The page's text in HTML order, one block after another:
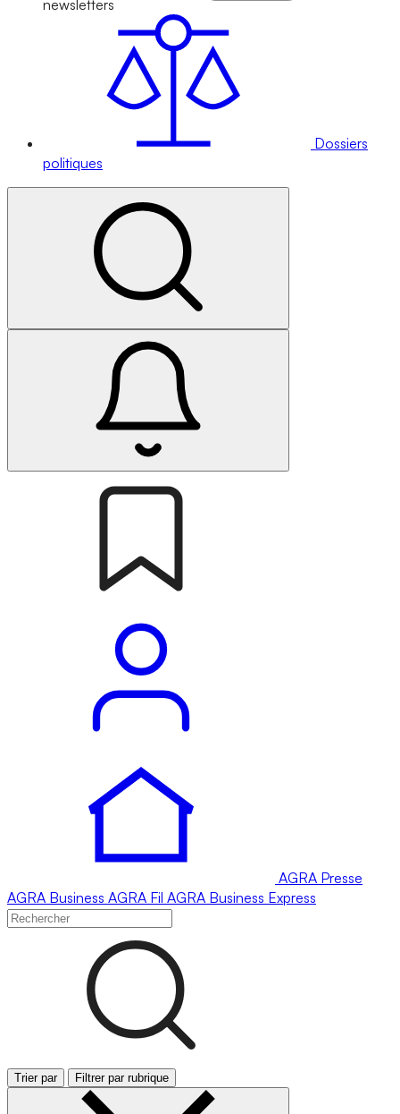
newsletters
Dossiers
politiques
AGRA Presse
AGRA Business AGRA Fil AGRA Business Express
Trier par Filtrer par rubrique